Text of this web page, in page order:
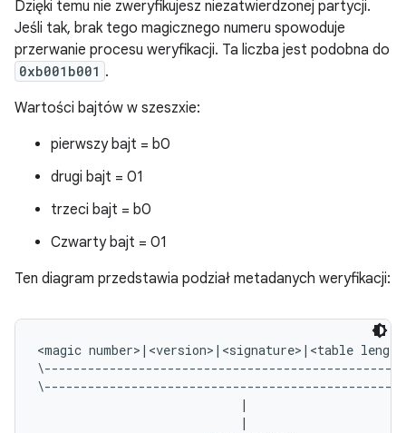
Dzięki temu nie zweryfikujesz niezatwierdzonej partycji.
Jeśli tak, brak tego magicznego numeru spowoduje
przerwanie procesu weryfikacji. Ta liczba jest podobna do
0xb001b001 .
Wartości bajtów w szeszxie:
pierwszy bajt = b0
drugi bajt = 01
trzeci bajt = b0
Czwarty bajt = 01
Ten diagram przedstawia podział metadanych weryfikacji:
<magic number>|<version>|<signature>|<table
|
|